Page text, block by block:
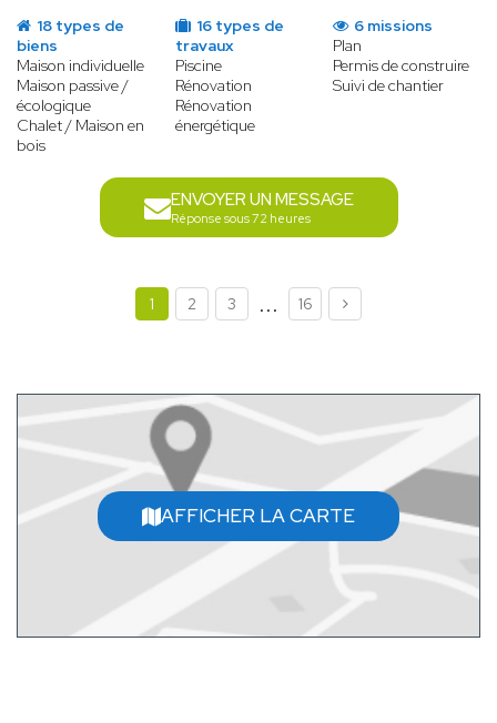
18 types de
biens
Maison individuelle
Maison passive /
écologique
Chalet / Maison en
bois
16 types de
travaux
Piscine
Rénovation
Rénovation
énergétique
6 missions
Plan
Permis de construire
Suivi de chantier
ENVOYER UN MESSAGE
Réponse sous 72 heures
1 2 3 ... 16
AFFICHER LA CARTE